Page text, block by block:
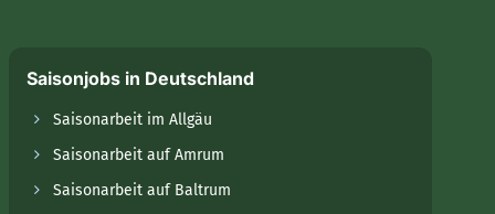
Saisonjobs in Deutschland
Saisonarbeit im Allgäu
Saisonarbeit auf Amrum
Saisonarbeit auf Baltrum